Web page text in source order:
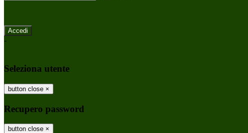
-
Seleziona utente
button close ×
Recupero password
button close ×